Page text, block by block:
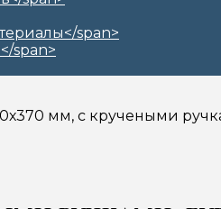
мм, с кручеными